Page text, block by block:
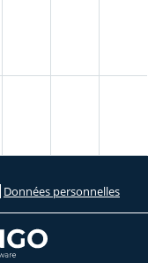
Données personnelles